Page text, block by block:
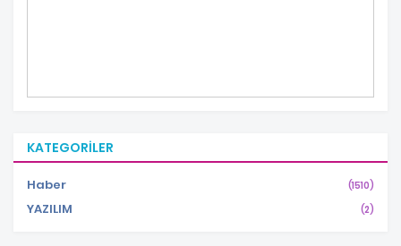
KATEGORILER
Haber (1510)
YAZILIM (2)